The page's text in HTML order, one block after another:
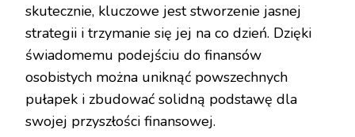
skutecznie, kluczowe jest stworzenie jasnej
strategii i trzymanie się jej na co dzień. Dzięki
świadomemu podejściu do finansów
osobistych można uniknąć powszechnych
pułapek i zbudować solidną podstawę dla
swojej przyszłości finansowej.